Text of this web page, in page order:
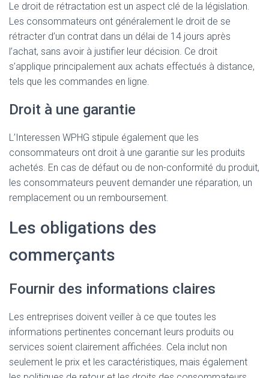
Le droit de rétractation est un aspect clé de la législation.
Les consommateurs ont généralement le droit de se
rétracter d’un contrat dans un délai de 14 jours après
l’achat, sans avoir à justifier leur décision. Ce droit
s’applique principalement aux achats effectués à distance,
tels que les commandes en ligne.
Droit à une garantie
L’Interessen WPHG stipule également que les
consommateurs ont droit à une garantie sur les produits
achetés. En cas de défaut ou de non-conformité du produit,
les consommateurs peuvent demander une réparation, un
remplacement ou un remboursement.
Les obligations des
commerçants
Fournir des informations claires
Les entreprises doivent veiller à ce que toutes les
informations pertinentes concernant leurs produits ou
services soient clairement affichées. Cela inclut non
seulement le prix et les caractéristiques, mais également